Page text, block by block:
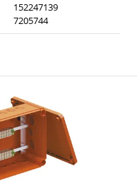
152247139
7205744